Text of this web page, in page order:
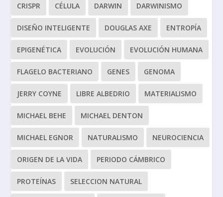
CRISPR CÉLULA DARWIN DARWINISMO
DISEÑO INTELIGENTE DOUGLAS AXE ENTROPÍA
EPIGENÉTICA EVOLUCIÓN EVOLUCIÓN HUMANA
FLAGELO BACTERIANO GENES GENOMA
JERRY COYNE LIBRE ALBEDRIO MATERIALISMO
MICHAEL BEHE MICHAEL DENTON
MICHAEL EGNOR NATURALISMO NEUROCIENCIA
ORIGEN DE LA VIDA PERIODO CÁMBRICO
PROTEÍNAS SELECCION NATURAL